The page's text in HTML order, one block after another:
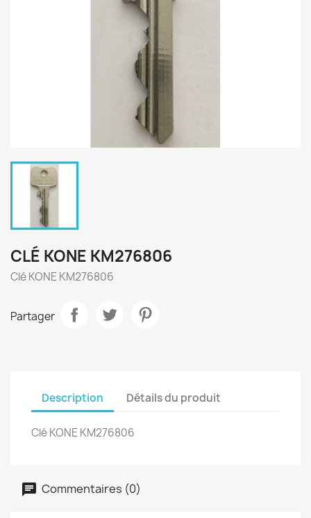
CLÉ KONE KM276806
Clé KONE KM276806
Partager
Description Détails du produit
Clé KONE KM276806
Commentaires (0)